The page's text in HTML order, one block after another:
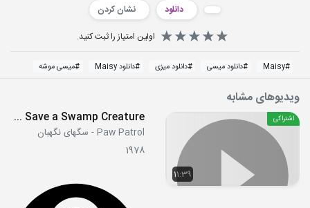
دانلود
نشان کردن
اولین امتیاز را ثبت کنید.
#
Maisy
#دانلود میسی #دانلود میزی #دانلود Maisy #میسی موشه
ویدیوهای مشابه
11:39
اشتراکی S05E20a - Ultimate Rescue Pups Save a Swamp Creature
Paw Patrol - سگهای نگهبان
1978